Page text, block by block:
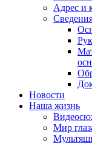
Адрес и
Новости
Наша жизнь
Мир